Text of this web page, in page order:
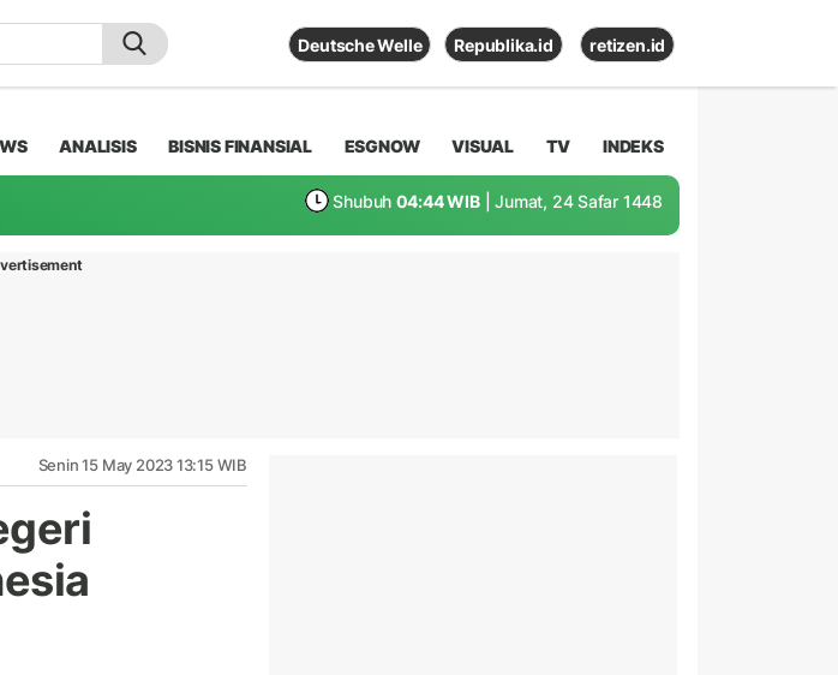
Deutsche Welle Republika.id retizen.id
ANALISIS BISNIS FINANSIAL ESGNOW VISUAL TV INDEKS
Shubuh 04:44 WIB | Jumat, 24 Safar 1448
Senin 15 May 2023 13:15 WIB